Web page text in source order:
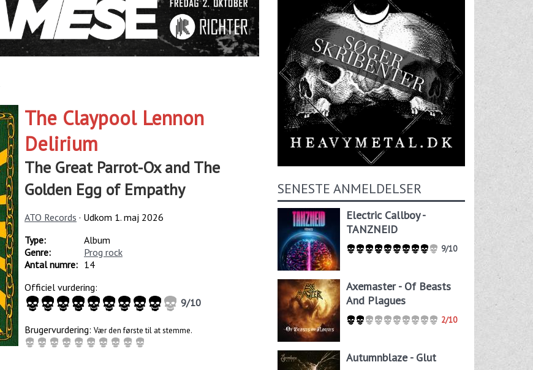
The Claypool Lennon
Delirium
The Great Parrot-Ox and The
Golden Egg of Empathy
ATO Records · Udkom 1. maj 2026
Type:
Album
Genre:
Prog rock
Antal numre: 14
Officiel vurdering:
9/10
Brugervurdering: Vær den første til at stemme.
SENESTE ANMELDELSER
Electric Callboy -
TANZNEID
9/10
Axemaster - Of Beasts
And Plagues
2/10
Autumnblaze - Glut